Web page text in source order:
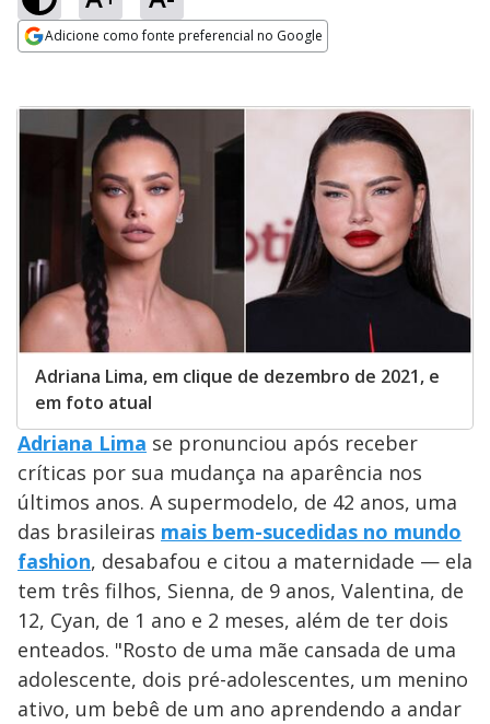
Adicione como fonte preferencial no Google
Adriana Lima, em clique de dezembro de 2021, e
em foto atual
Adriana Lima se pronunciou após receber
críticas por sua mudança na aparência nos
últimos anos. A supermodelo, de 42 anos, uma
das brasileiras mais bem-sucedidas no mundo
fashion, desabafou e citou a maternidade — ela
tem três filhos, Sienna, de 9 anos, Valentina, de
12, Cyan, de 1 ano e 2 meses, além de ter dois
enteados. "Rosto de uma mãe cansada de uma
adolescente, dois pré-adolescentes, um menino
ativo, um bebê de um ano aprendendo a andar